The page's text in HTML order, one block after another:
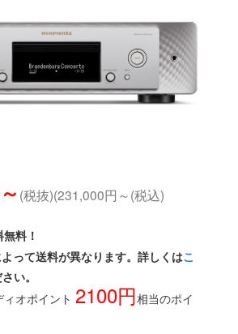
(税抜)(231,000円～(税込)
料！
って送料が異なります。詳しくはこ
い。
オポイント 2100円相当のポイ